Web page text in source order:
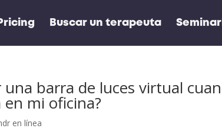
Buscar un terapeuta
barra de luces virtual
mi oficina?
en línea